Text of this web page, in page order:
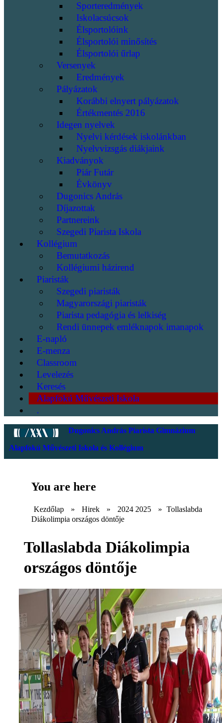
Sporteredmények
Iskolacsúcsok
Élsportolóink
Élsportolói minősítés
Élsportolói űrlap
Versenyek
Eredmények
Pályázatok
Korábbi elnyert pályázatok
Értékmentés 2016
Idegen nyelvek
Nyelvi kérdések iskolánkban
Nyelvvizsgás diákjaink
Kiadványok
Piár Futár
Évkönyv
Dugonics András
Díjazottak
Partnereink
Szegedi Piarista Iskola
Kollégium
Bemutatkozás
Kollégiumi házirend
Piaristák
Szegedi piaristák
Magyarországi piaristák
Piarista pedagógia és lelkiség
Rendi ünnepek emléknapok imanapok
E-napló
E-menza
Classroom
Levelezés
Keresés
Alapfokú Művészeti Iskola
.
Dugonics András Piarista Gimnázium
Alapfokú Művészeti Iskola és Kollégium
You are here
Kezdőlap » Hirek » 2024 2025 » Tollaslabda
Diákolimpia országos döntője
Tollaslabda Diákolimpia
országos döntője